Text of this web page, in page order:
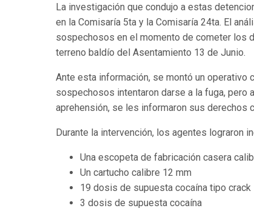
La investigación que condujo a estas
en la Comisaría 5ta y la Comisaría 24ta. El
sospechosos en el momento de cometer los
terreno baldío del Asentamiento 13 de Junio.
Ante esta información, se montó un operativo
sospechosos intentaron darse a la fuga, pero
aprehensión, se les informaron sus derechos
Durante la intervención, los agentes lograron
Una escopeta de fabricación casera
Un cartucho calibre 12 mm
19 dosis de supuesta cocaína tipo crack
3 dosis de supuesta cocaína